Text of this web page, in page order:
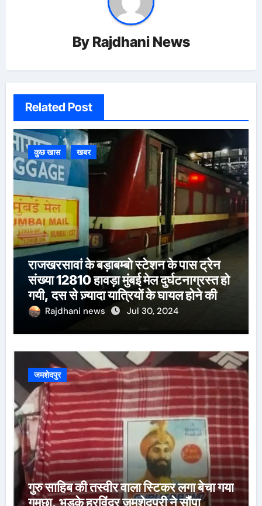
By Rajdhani News
Related Post
कुछ खास खबर
राजखरसावां के बड़ाबम्बो स्टेशन के पास ट्रेन
संख्या 12810 हावड़ा मुंबई मेल दुर्घटनाग्रस्त हो
गयी, दस से ज़्यादा यात्रियों के घायल होने की
खबर।सरायकेला के वरीय पदाधिकारी
Rajdhani news Jul 30, 2024
जमशेदपुर
गुरु साहिब की तस्वीर वाला स्टिकर लगा बेचा गया
गमछा, भड़के हरविंदर जमशेदपुरी ने सौंपा